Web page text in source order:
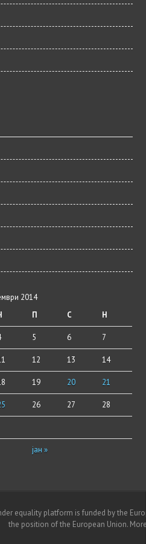
2014
П С Н
јан »
5 6 7
12 13 14
19 20 21
26 27 28
equality platform is funded by the
the position of the European Union.